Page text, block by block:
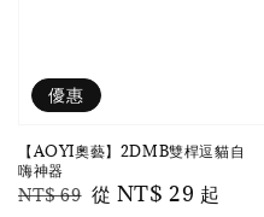
優惠
【AOYI奧藝】2DMB雙桿逗貓自
嗨神器
Regular
NT$ 69 Sale
從 NT$ 29 起